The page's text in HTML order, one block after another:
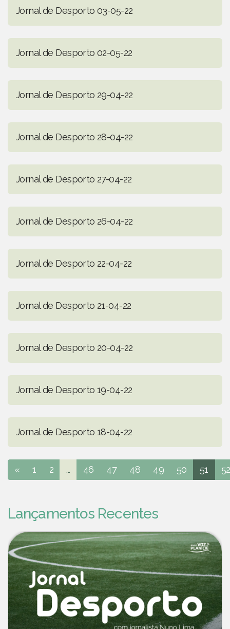
Jornal de Desporto 03-05-22
Jornal de Desporto 02-05-22
Jornal de Desporto 29-04-22
Jornal de Desporto 28-04-22
Jornal de Desporto 27-04-22
Jornal de Desporto 26-04-22
Jornal de Desporto 22-04-22
Jornal de Desporto 21-04-22
Jornal de Desporto 20-04-22
Jornal de Desporto 19-04-22
Jornal de Desporto 18-04-22
« 1 2 ... 46 47 48 49 50 51 52
Lançamentos Recentes